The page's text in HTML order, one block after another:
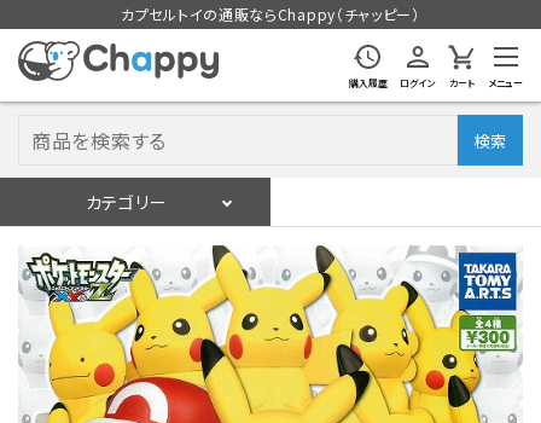
カプセルトイの通販ならChappy（チャッピー）
購入履歴 ログイン カート メニュー
検索
カテゴリー
ログイン 会員登録
入荷スケジュールをチェック
カプセルトイマシン本体